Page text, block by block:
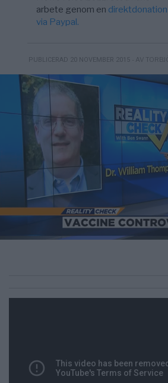
arbete genom en direktdonation
via Paypal.
PUBLICERAD 20 NOVEMBER 2015 - AV